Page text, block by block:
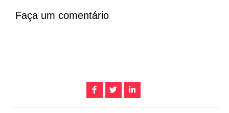
Faça um comentário